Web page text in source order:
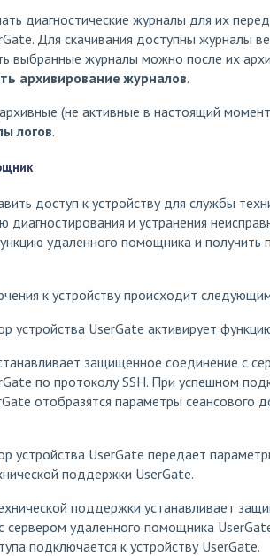
диагностические журналы для их
Для скачивания доступны журналы
выбранные журналы можно после их
архивирование журналов.
(не активные в настоящий
логов.
доступ к устройству для службы
диагностирования и устранения
удаленного помощника и получить
к устройству происходит
устройства UserGate активирует
защищенное соединение с
по протоколу SSH. При успешном
отобразятся параметры сеансового
устройства UserGate передает
поддержки UserGate.
поддержки устанавливает
сервером удаленного помощника
подключается к устройству UserGate.